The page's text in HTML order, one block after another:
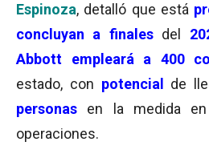
Espinoza, detalló que está
concluyan a finales del
Abbott empleará a 400
estado, con potencial de
personas en la medida
operaciones.